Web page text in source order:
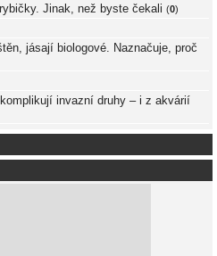
Jinak, než byste čekali (0)
jásají biologové. Naznačuje, proč
invazní druhy – i z akvárií